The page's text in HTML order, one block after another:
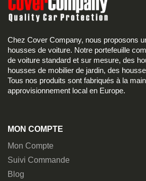
Chez Cover Company, nous proposons
housses de voiture. Notre portefeuille
de voiture standard et sur mesure, des
housses de mobilier de jardin, des
Tous nos produits sont fabriqués à la
approvisionnement local en Europe.
MON COMPTE
Mon Compte
Suivi Commande
Blog